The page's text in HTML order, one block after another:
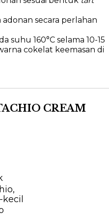
secara perlahan
suhu 160°C selama 10-15
cokelat keemasan di
CREAM